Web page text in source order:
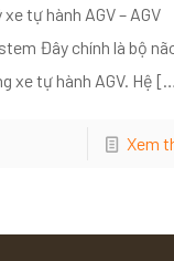
tự hành AGV – AGV
Đây chính là bộ
xe tự hành AGV. Hệ
Xem